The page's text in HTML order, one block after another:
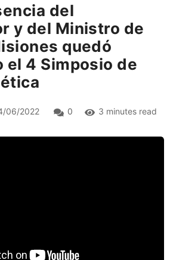
del
y del Ministro de
quedó
el 4 Simposio de
06/2022 0 3 minutes read